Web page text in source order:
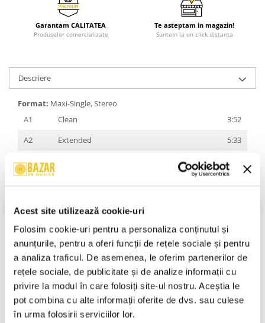
Acest site utilizează cookie-uri
Folosim cookie-uri pentru a personaliza conținutul și
anunțurile, pentru a oferi funcții de rețele sociale și pentru
a analiza traficul. De asemenea, le oferim partenerilor de
rețele sociale, de publicitate și de analize informații cu
privire la modul în care folosiți site-ul nostru. Aceștia le
pot combina cu alte informații oferite de dvs. sau culese
în urma folosirii serviciilor lor.
Garantam CALITATEA
Produselor comercializate
Te asteptam in magazin!
Suntem la un click distanta
Descriere
Format: Maxi-Single, Stereo
A1
Clean
3:52
A2
Extended
5:33
A3
3:52
Germania)
B1
The Functionist Reversion
Producer, Remix, Music By, Vocals
[Aditionale], Scratches –The Functionist*
4:35
B2
Remixu' Lu' Tataee
Engineer –
Cristi Dobrică
Producer, Remix, Music By –
4:33
VEZI MAI MULT
An Lansare:2002
Stil:
Thug Rap
Stare Disc:Near Mint (NM or M-)
Stare Coperta:Near Mint (NM or M-)